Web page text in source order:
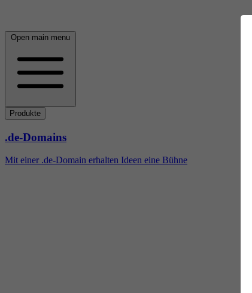
Open main menu
Produkte
.de-Domains
Mit einer .de-Domain erhalten Ideen eine Bühne